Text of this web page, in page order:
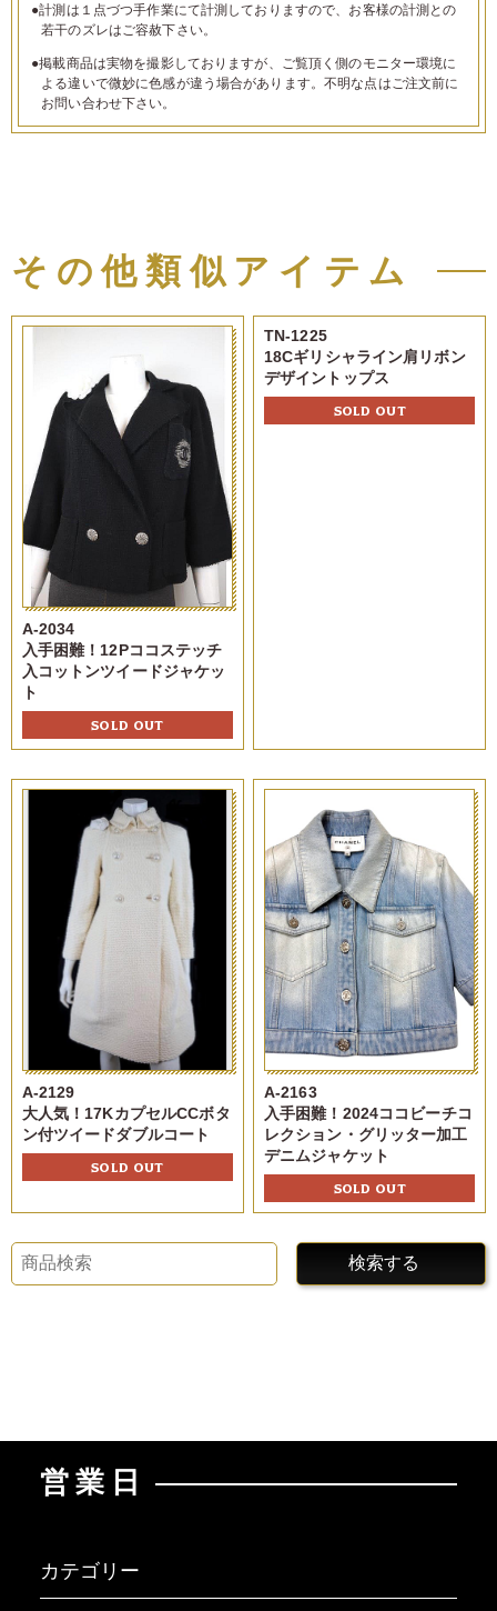
●計測は１点づつ手作業にて計測しておりますので、お客様の計測との
若干のズレはご容赦下さい。
●掲載商品は実物を撮影しておりますが、ご覧頂く側のモニター環境に
よる違いで微妙に色感が違う場合があります。不明な点はご注文前に
お問い合わせ下さい。
その他類似アイテム
A-2034
入手困難！12Pココステッチ
入コットンツイードジャケッ
ト
SOLD OUT
TN-1225
18Cギリシャライン肩リボン
デザイントップス
SOLD OUT
A-2129
大人気！17KカプセルCCボタ
ン付ツイードダブルコート
SOLD OUT
A-2163
入手困難！2024ココビーチコ
レクション・グリッター加工
デニムジャケット
SOLD OUT
検索する
営業日
カテゴリー